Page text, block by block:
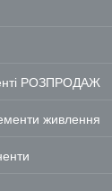
РОЗПРОДАЖ
живлення